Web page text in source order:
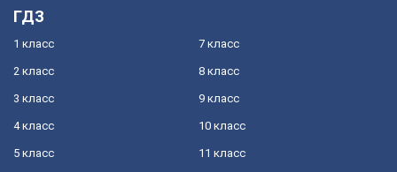
ГДЗ
1 класс
2 класс
3 класс
4 класс
5 класс
7 класс
8 класс
9 класс
10 класс
11 класс